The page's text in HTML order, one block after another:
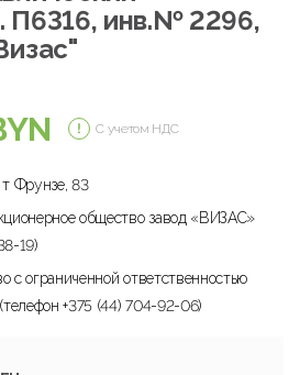
П6316, инв.№ 2296,
С учетом НДС
т Фрунзе, 83
общество завод «ВИЗАС»
19)
с ограниченной ответственностью
+375 (44) 704-92-06)